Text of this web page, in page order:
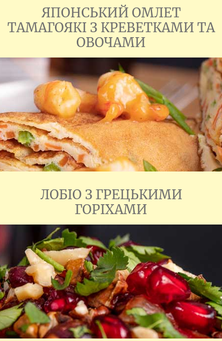
ЯПОНСЬКИЙ ОМЛЕТ
ТАМАГОЯКІ З КРЕВЕТКАМИ ТА
ОВОЧАМИ
ЛОБІО З ГРЕЦЬКИМИ
ГОРІХАМИ